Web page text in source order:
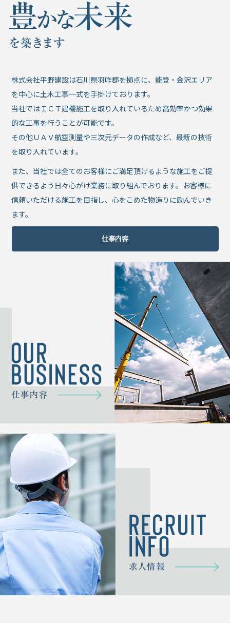
株式会社平野建設は石川県羽咋郡を拠点に、能登・金沢エリア
を中心に土木工事一式を手掛けております。
当社ではＩＣＴ建機施工を取り入れているため高効率かつ効果
的な工事を行うことが可能です。
その他ＵＡＶ航空測量や三次元データの作成など、最新の技術
を取り入れています。
また、当社では全てのお客様にご満足頂けるような施工をご提
供できるよう日々心がけ業務に取り組んでおります。お客様に
信頼いただける施工を目指し、心をこめた物造りに励んでいき
ます。
仕事内容